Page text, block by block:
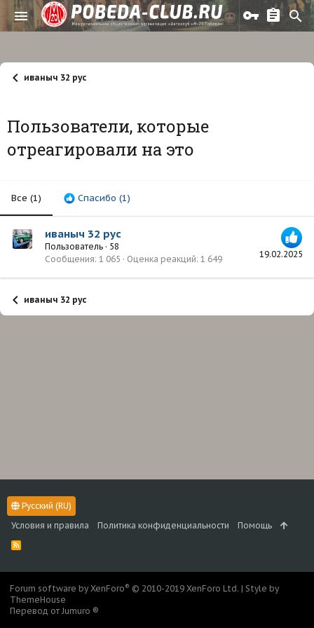
иваныч 32 рус
Пользователи, которые
отреагировали на это
Все (1) Спасибо (1)
19.02.2025
иваныч 32 рус
Пользователь · 58
Сообщения 1 065 Оценка реакций 1 649
иваныч 32 рус
Русский (RU)
Условия и правила
Политика конфиденциальности Помощь
R
S
Forum software by XenForo® © 2010-2019 XenForo Ltd. | Style by
ThemeHouse
Перевод от Jumuro ®